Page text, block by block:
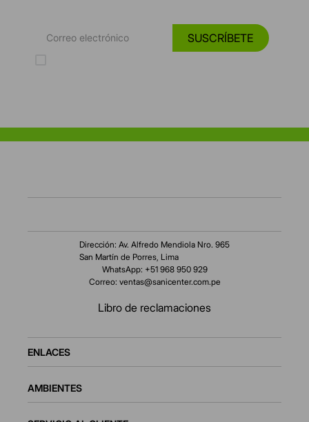
SUSCRÍBETE
Dirección: Av. Alfredo Mendiola Nro. 965
San Martín de Porres, Lima
WhatsApp: +51 968 950 929
Correo: ventas@sanicenter.com.pe
Libro de reclamaciones
ENLACES
AMBIENTES